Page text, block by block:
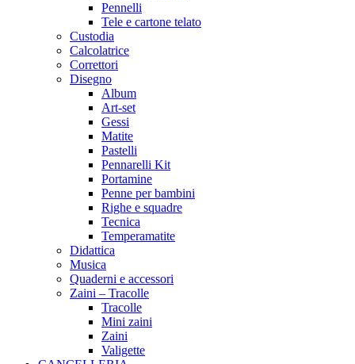
Pennelli
Tele e cartone telato
Custodia
Calcolatrice
Correttori
Disegno
Album
Art-set
Gessi
Matite
Pastelli
Pennarelli Kit
Portamine
Penne per bambini
Righe e squadre
Tecnica
Temperamatite
Didattica
Musica
Quaderni e accessori
Zaini – Tracolle
Tracolle
Mini zaini
Zaini
Valigette